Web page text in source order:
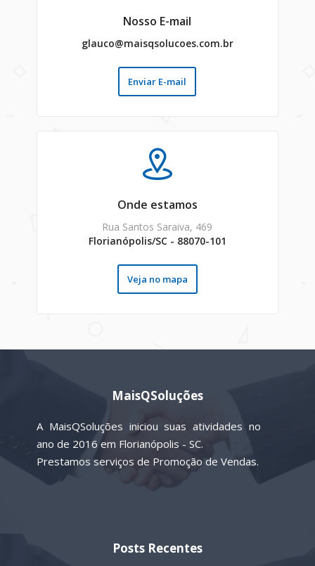
Nosso E-mail
glauco@maisqsolucoes.com.br
Enviar E-mail
Onde estamos
Rua Santos Saraiva, 469
Florianópolis/SC - 88070-101
Veja no mapa
MaisQSoluções
A MaisQSoluções iniciou suas atividades no
ano de 2016 em Florianópolis - SC.
Prestamos serviços de Promoção de Vendas.
Posts Recentes